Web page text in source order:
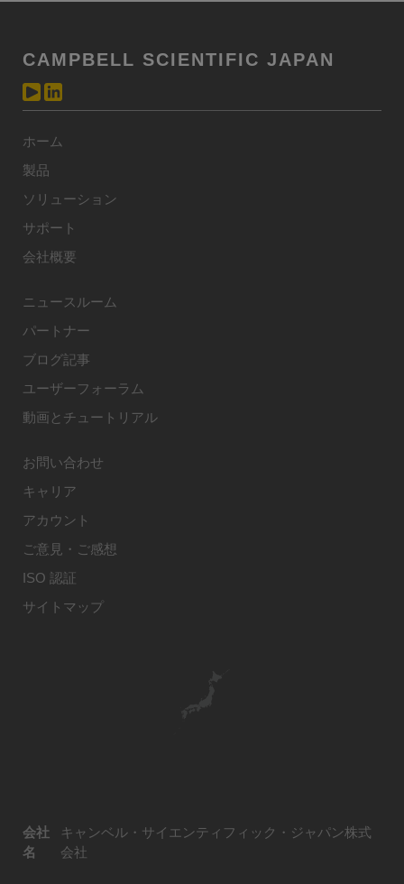
CAMPBELL SCIENTIFIC JAPAN
ホーム
製品
ソリューション
サポート
会社概要
ニュースルーム
パートナー
ブログ記事
ユーザーフォーラム
動画とチュートリアル
お問い合わせ
キャリア
アカウント
ご意見・ご感想
ISO 認証
サイトマップ
会社
名
キャンベル・サイエンティフィック・ジャパン株式
会社